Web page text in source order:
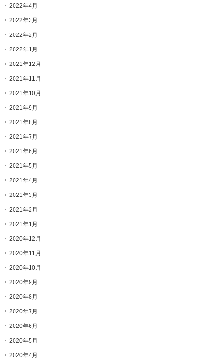
2022年4月
2022年3月
2022年2月
2022年1月
2021年12月
2021年11月
2021年10月
2021年9月
2021年8月
2021年7月
2021年6月
2021年5月
2021年4月
2021年3月
2021年2月
2021年1月
2020年12月
2020年11月
2020年10月
2020年9月
2020年8月
2020年7月
2020年6月
2020年5月
2020年4月